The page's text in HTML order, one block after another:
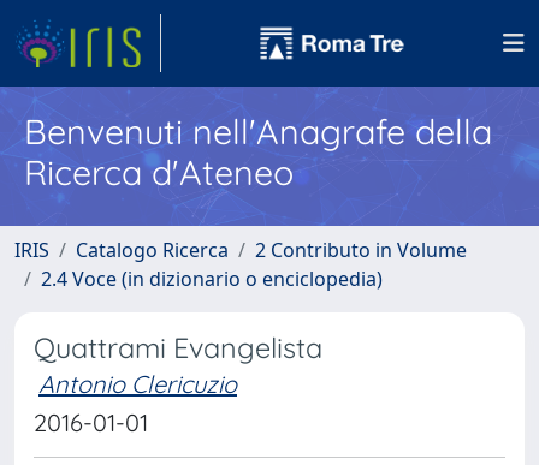
Benvenuti nell'Anagrafe della
Ricerca d'Ateneo
IRIS Catalogo Ricerca
2 Contributo in Volume
2.4 Voce (in dizionario o enciclopedia)
Quattrami Evangelista
Antonio Clericuzio
2016-01-01